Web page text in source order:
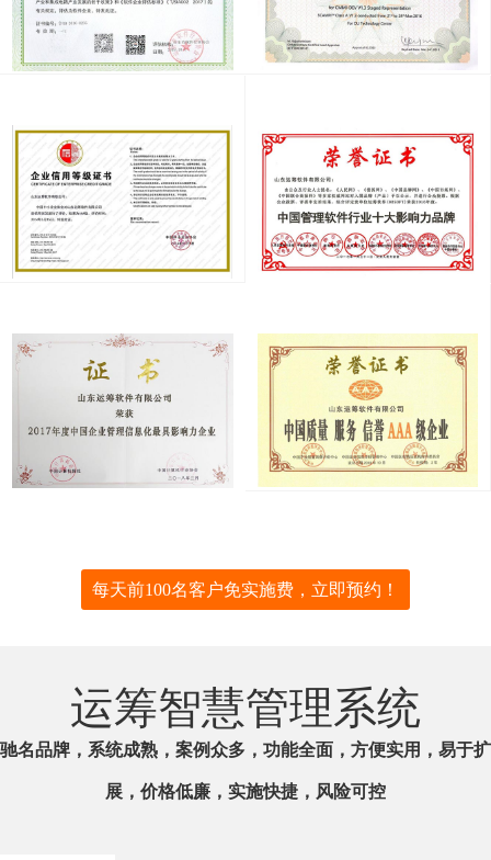
每天前100名客户免实施费，立即预约！
运筹智慧管理系统
驰名品牌，系统成熟，案例众多，功能全面，方便实用，易于扩
展，价格低廉，实施快捷，风险可控